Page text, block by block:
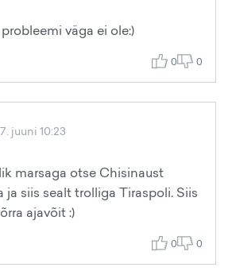
väga ei ole:)
0 0
juuni 10:23
marsaga otse Chisinaust
ja siis sealt trolliga Tiraspoli. Siis
ajavõit :)
0 0